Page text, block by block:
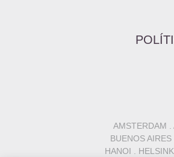
AMSTERDAM .
BUENOS
HANOI .